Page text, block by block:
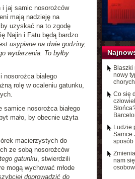
i jaj samic nosorożców
mają nadzieję na
uzyskać na to zgodę
Najin i Fatu będą bardzo
usypiane na dwie godziny,
wydarzenia. To byłby
białego
rolę w ocaleniu gatunku,
nosorożca białego
mało, by obecnie użyta
macierzystych do
ze sobą nosorożców
gatunku, stwierdzili
mogą wychować młode
doprowadzić do
nowy
Co się
Ludzie
Samce
sposób
nam